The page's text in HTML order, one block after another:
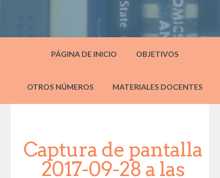
PÁGINA DE INICIO OBJETIVOS
OTROS NÚMEROS MATERIALES DOCENTES
Captura de pantalla
2017-09-28 a las